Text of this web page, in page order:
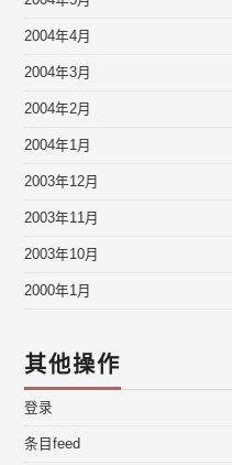
2004年4月
2004年3月
2004年2月
2004年1月
2003年12月
2003年11月
2003年10月
2000年1月
其他操作
登录
条目feed